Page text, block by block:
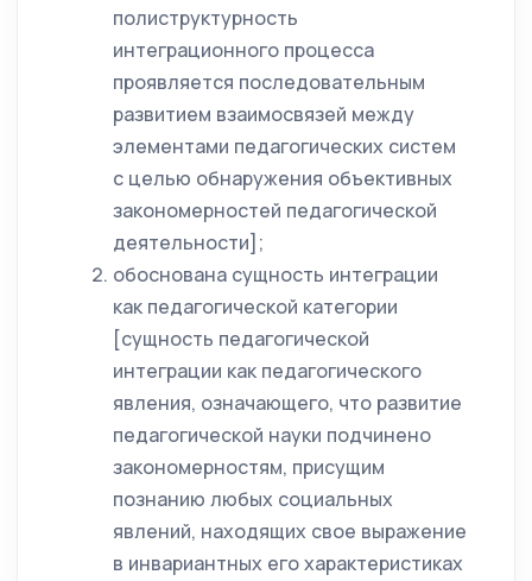
полиструктурность
интеграционного процесса
проявляется последовательным
развитием взаимосвязей между
элементами педагогических систем
с целью обнаружения объективных
закономерностей педагогической
деятельности];
обоснована сущность интеграции
как педагогической категории
[сущность педагогической
интеграции как педагогического
явления, означающего, что развитие
педагогической науки подчинено
закономерностям, присущим
познанию любых социальных
явлений, находящих свое выражение
в инвариантных его характеристиках